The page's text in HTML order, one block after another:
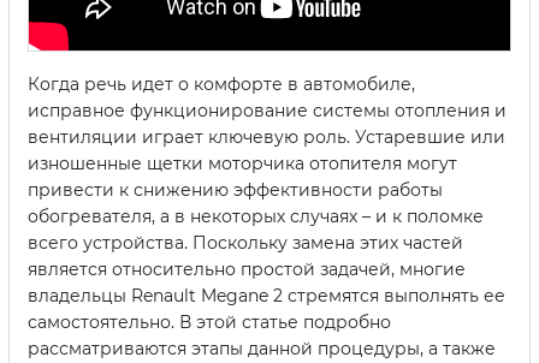
Когда речь идет о комфорте в автомобиле,
исправное функционирование системы отопления и
вентиляции играет ключевую роль. Устаревшие или
изношенные щетки моторчика отопителя могут
привести к снижению эффективности работы
обогревателя, а в некоторых случаях – и к поломке
всего устройства. Поскольку замена этих частей
является относительно простой задачей, многие
владельцы Renault Megane 2 стремятся выполнять ее
самостоятельно. В этой статье подробно
рассматриваются этапы данной процедуры, а также